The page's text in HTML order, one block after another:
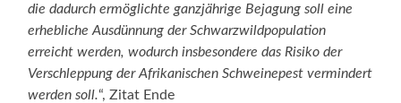
die dadurch ermöglichte ganzjährige Bejagung soll eine
erhebliche Ausdünnung der Schwarzwildpopulation
erreicht werden, wodurch insbesondere das Risiko der
Verschleppung der Afrikanischen Schweinepest vermindert
werden soll.“, Zitat Ende